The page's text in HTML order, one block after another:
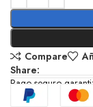
Compare
Share:
Pago seguro